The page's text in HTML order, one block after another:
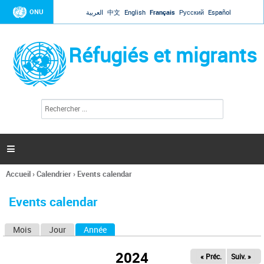
Jump to navigation
ONU العربية 中文 English Français Русский Español
Réfugiés et migrants
l
c
h
e

Vous
ici
Accueil›Calendrier› Events calendar
Events calendar
Mois Jour Année
2024 « Préc. Suiv. »